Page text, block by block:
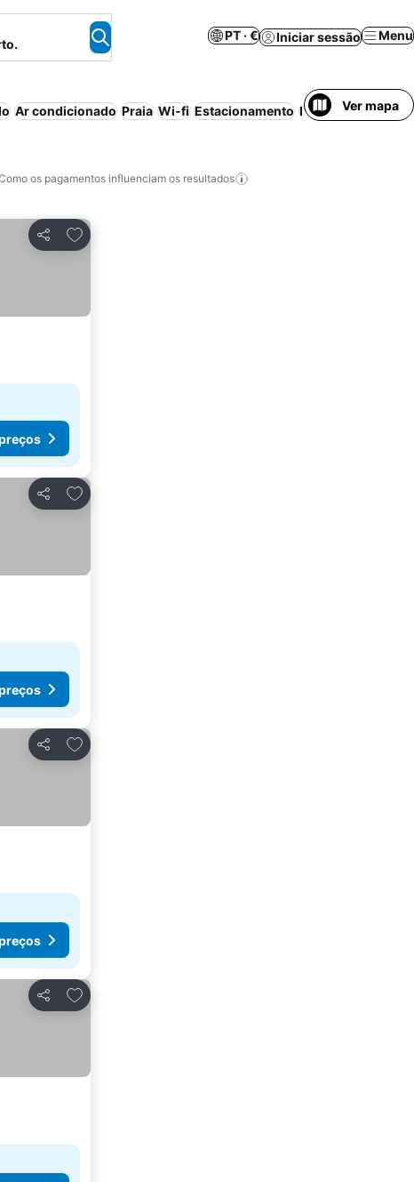
PT · € Iniciar sessão Menu
Ar condicionado Praia Wi-fi Estacionamento Piscina Aparthotel
Ver mapa
os pagamentos influenciam os resultados
Partilhar
Adicionar aos favoritos
Partilhar
Adicionar aos favoritos
Partilhar
Adicionar aos favoritos
Partilhar
Adicionar aos favoritos